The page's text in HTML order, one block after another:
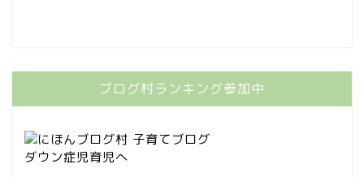
ブログ村ランキング参加中